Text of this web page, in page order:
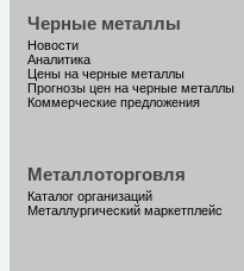
Черные металлы
Новости
Аналитика
Цены на черные металлы
Прогнозы цен на черные металлы
Коммерческие предложения
Металлоторговля
Каталог организаций
Металлургический маркетплейс